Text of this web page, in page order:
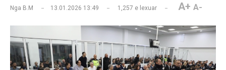
Nga B.M 13.01.2026 13:49 1,257 e lexuar A+ A-